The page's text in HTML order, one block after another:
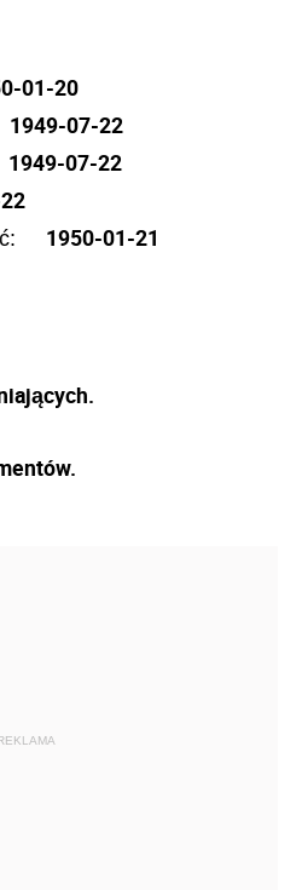
01-20
1949-07-22
1949-07-22
1950-01-21